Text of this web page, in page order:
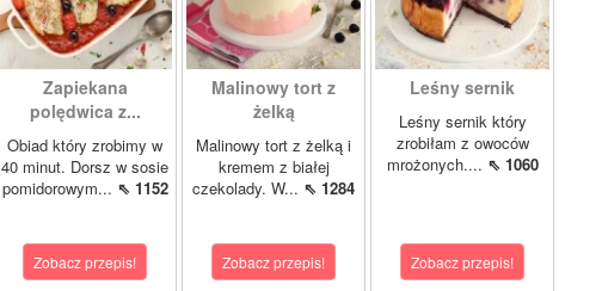
Zapiekana
polędwica z...
Obiad który zrobimy w
40 minut. Dorsz w sosie
pomidorowym... ⇖ 1152
Zobacz przepis!
Malinowy tort z
żelką
Malinowy tort z żelką i
kremem z białej
czekolady. W... ⇖ 1284
Zobacz przepis!
Leśny sernik
Leśny sernik który
zrobiłam z owoców
mrożonych.... ⇖ 1060
Zobacz przepis!